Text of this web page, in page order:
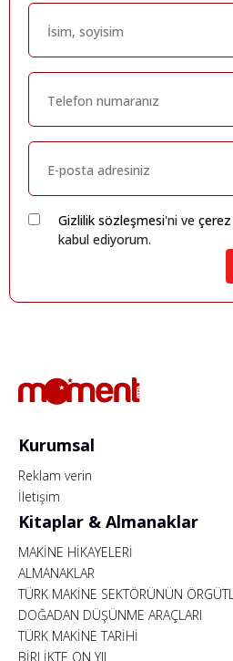
Gizlilik sözleşmesi'ni ve
kabul ediyorum.
Kurumsal
Reklam verin
İletişim
Kitaplar & Almanaklar
MAKİNE HİKAYELERİ
ALMANAKLAR
TÜRK MAKİNE SEKTÖRÜNÜN
DOĞADAN DÜŞÜNME ARAÇLARI
TÜRK MAKİNE TARİHİ
BİRLİKTE ON YIL